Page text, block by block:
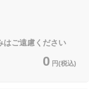
ご遠慮ください
0 円(税込)